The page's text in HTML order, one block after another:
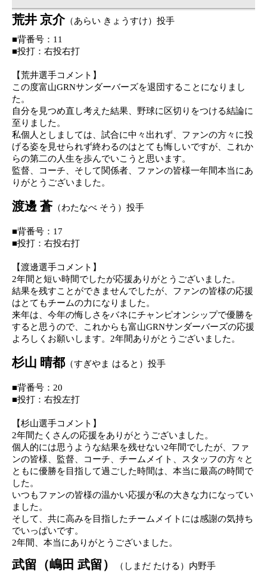
荒井 京介（あらい きょうすけ） 投手
■背番号： 11
■投打：右投右打
【荒井選手コメント 】
この度富山GRNサンダーバーズを退団すること になりまし
た 。
自分を見つめ直し考えた結果、野球に区切り をつける結論に
至りました 。
私個人としましては、試合に中々出れず、ファンの方々に投
げる姿を見せられず終わるのはとても悔しいですが、これか
らの第二の人生を歩んでいこうと思います。
監督 、コーチ、そして関係者、ファンの皆様一年間本当にあ
りがとうございました。
渡邊 蒼 （わたなべ そう ） 投手
■背番号 ： 1 7
■投打：右投右打
【渡邊選手コメント 】
2年間と短い時間でしたが応援ありがとうございました 。
結果を残すことができませんでしたが、ファンの皆様の応援
はとてもチームの力になりました 。
来年は、今年の悔しさをバネにチャンピオンシップで優勝を
する と思う ので、これから も富山GRNサンダーバーズの応援
よろしくお願いします。 2年間ありがとうございました。
杉山 晴都（すぎやま はると ） 投手
■背番号 ： 20
■投打： 右投左打
【杉山選手コメント 】
2年間たくさんの応援をありがとうございました 。
個人的には思うような結果を残せない2年間でしたが、ファ
ンの皆様、監督、コーチ、チームメイト、スタッフの方々と
ともに優勝を目指して過ごした時間は、本当に最高の時間で
した 。
いつもファンの皆様の温かい応援が私の大きな力になってい
ました 。
そして、共に高みを目指したチームメイトには感謝の気持ち
でいっぱいです。
2年間 、本当にありがとうございました。
武留（嶋田 武留） （ しまだ たける ） 内野手